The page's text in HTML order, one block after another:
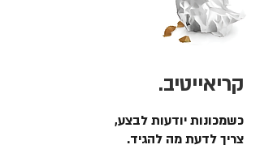
קריאייטיב.
כשמכונות יודעות לבצע,
צריך לדעת מה להגיד.